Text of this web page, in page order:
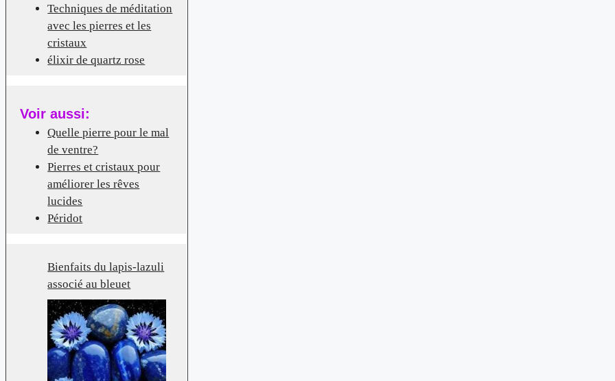
Techniques de méditation
avec les pierres et les
cristaux
élixir de quartz rose
Voir aussi:
Quelle pierre pour le mal
de ventre?
Pierres et cristaux pour
améliorer les rêves
lucides
Péridot
Bienfaits du lapis-lazuli
associé au bleuet